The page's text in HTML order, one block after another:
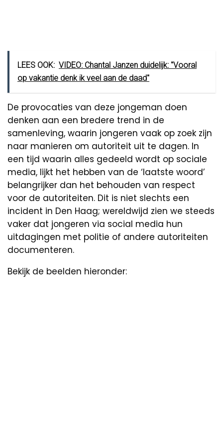
LEES OOK: VIDEO: Chantal Janzen duidelijk: ''Vooral
op vakantie denk ik veel aan de daad''
De provocaties van deze jongeman doen
denken aan een bredere trend in de
samenleving, waarin jongeren vaak op zoek zijn
naar manieren om autoriteit uit te dagen. In
een tijd waarin alles gedeeld wordt op sociale
media, lijkt het hebben van de ‘laatste woord’
belangrijker dan het behouden van respect
voor de autoriteiten. Dit is niet slechts een
incident in Den Haag; wereldwijd zien we steeds
vaker dat jongeren via social media hun
uitdagingen met politie of andere autoriteiten
documenteren.
Bekijk de beelden hieronder: